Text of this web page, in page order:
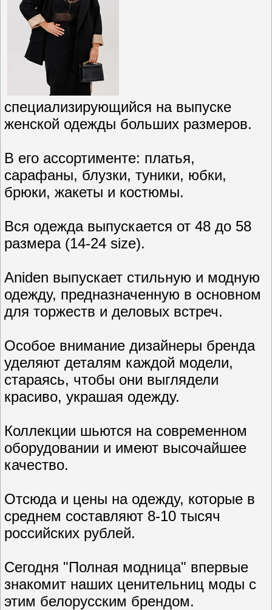
специализирующийся на выпуске
женской одежды больших размеров.
В его ассортименте: платья,
сарафаны, блузки, туники, юбки,
брюки, жакеты и костюмы.
Вся одежда выпускается от 48 до 58
размера (14-24 size).
Aniden выпускает стильную и модную
одежду, предназначенную в основном
для торжеств и деловых встреч.
Особое внимание дизайнеры бренда
уделяют деталям каждой модели,
стараясь, чтобы они выглядели
красиво, украшая одежду.
Коллекции шьются на современном
оборудовании и имеют высочайшее
качество.
Отсюда и цены на одежду, которые в
среднем составляют 8-10 тысяч
российских рублей.
Сегодня "Полная модница" впервые
знакомит наших ценительниц моды с
этим белорусским брендом.